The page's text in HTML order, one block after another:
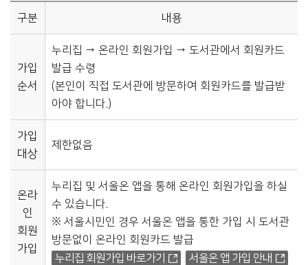
구분 내용
가입
순서
누리집 → 온라인 회원가입 → 도서관에서 회원카드
발급 수령
(본인이 직접 도서관에 방문하여 회원카드를 발급받
아야 합니다.)
가입
대상
제한없음
온라
인
회원
가입
누리집 및 서울온 앱을 통해 온라인 회원가입을 하실
수 있습니다.
※ 서울시민인 경우 서울온 앱을 통한 가입 시 도서관
방문없이 온라인 회원카드 발급
누리집 회원가입 바로가기
서울온 앱 가입 안내